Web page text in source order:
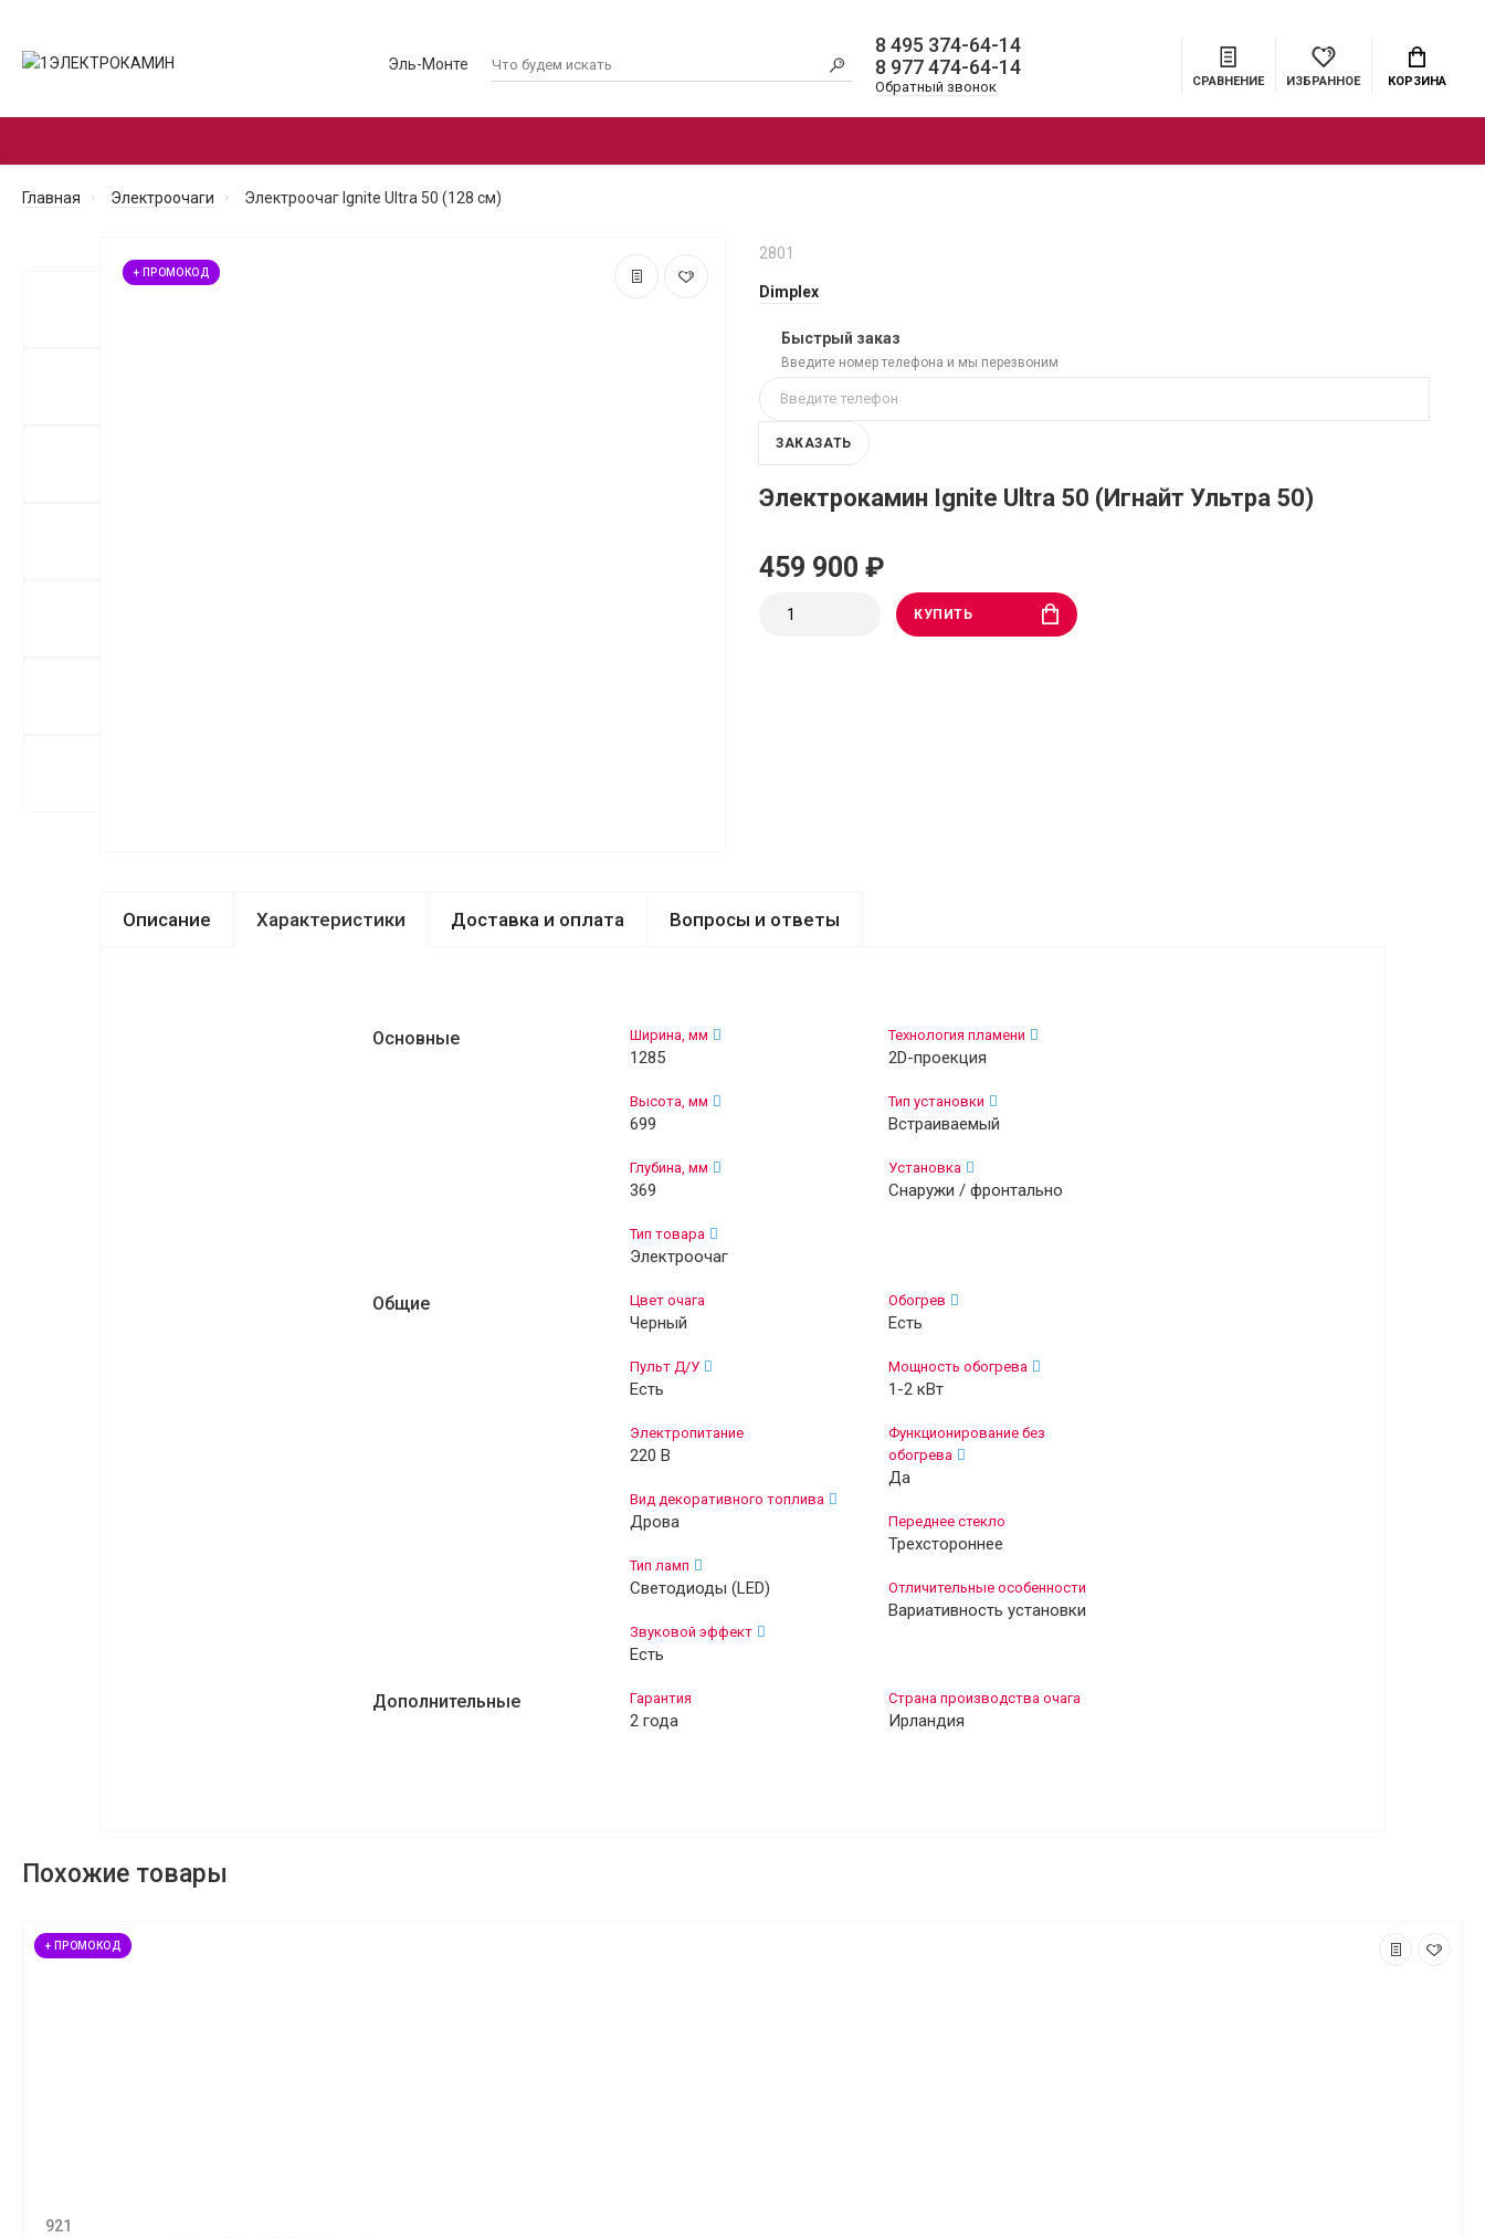
8 495 374-64-14
8 977 474-64-14
Обратный звонок
Эль-Монте
СРАВНЕНИЕ ИЗБРАННОЕ КОРЗИНА
Главная Электроочаги Электроочаг Ignite Ultra 50 (128 см)
+ ПРОМОКОД
2801
Dimplex
Быстрый заказ
Введите номер телефона и мы перезвоним
ЗАКАЗАТЬ
Электрокамин Ignite Ultra 50 (Игнайт Ультра 50)
459 900 ₽
КУПИТЬ
Описание Характеристики Доставка и оплата Вопросы и ответы
Основные Ширина, мм
1285
Высота, мм
699
Глубина, мм
369
Тип товара
Электроочаг
Технология пламени
2D-проекция
Тип установки
Встраиваемый
Установка
Снаружи / фронтально
Общие Цвет очага
Черный
Пульт Д/У
Есть
Электропитание
220 В
Вид декоративного топлива
Дрова
Тип ламп
Светодиоды (LED)
Звуковой эффект
Есть
Обогрев
Есть
Мощность обогрева
1-2 кВт
Функционирование без
обогрева
Да
Переднее стекло
Трехстороннее
Отличительные особенности
Вариативность установки
Дополнительные Гарантия
2 года
Страна производства очага
Ирландия
Похожие товары
+ ПРОМОКОД
921